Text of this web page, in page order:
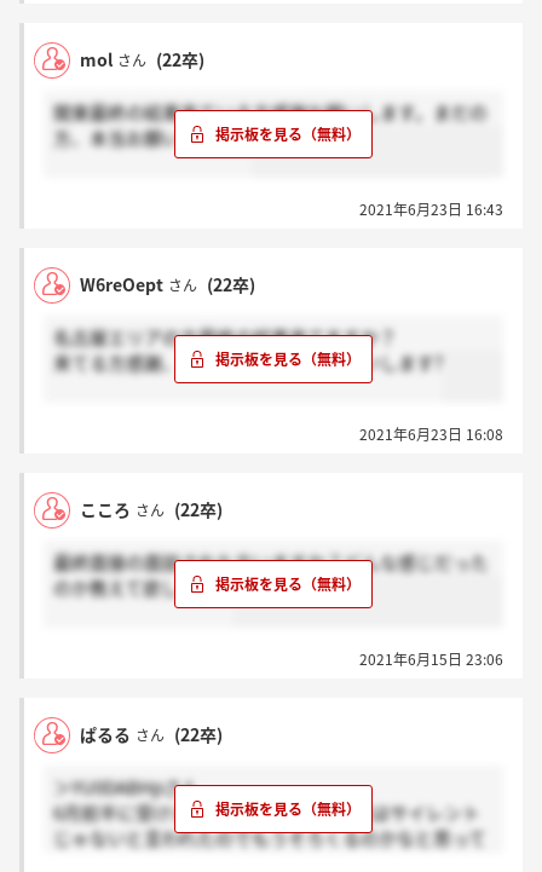
mol さん (22卒)
関東最終の結果来ている方感謝お願いします。まだの
方、本当お願いします。
2021年6月23日 16:43
W6reOept さん (22卒)
名古屋エリアの方最終の結果来てますか？
来てる方感謝、来てない方ホントお願いします?
2021年6月23日 16:08
こころ さん (22卒)
最終面接の面談された方いますか？どんな感じだった
のか教えて欲しいです
2021年6月15日 23:06
ぱるる さん (22卒)
＞YU0DABHpさん
6月前半に受けました！人事の方に弊社はサイレント
じゃないと言われたのでもうそろくるのかなと思って